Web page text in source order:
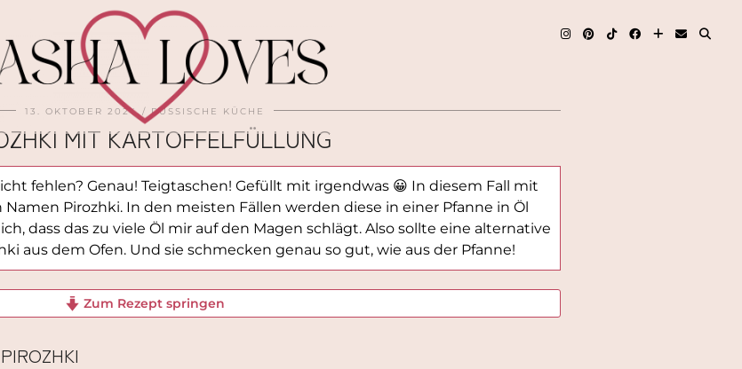
13. OKTOBER 2024 RUSSISCHE KÜCHE
MIT KARTOFFELFÜLLUNG
fehlen? Genau! Teigtaschen! Gefüllt mit irgendwas 😀 In diesem Fall mit
Pirozhki. In den meisten Fällen werden diese in einer Pfanne in Öl
dass das zu viele Öl mir auf den Magen schlägt. Also sollte eine alternative
aus dem Ofen. Und sie schmecken genau so gut, wie aus der Pfanne!
Zum Rezept springen